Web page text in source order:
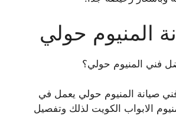
المنيوم حولي
فني المنيوم حولي؟
صيانة المنيوم حولي يعمل في
الابواب الكويت لذلك وتفصيل